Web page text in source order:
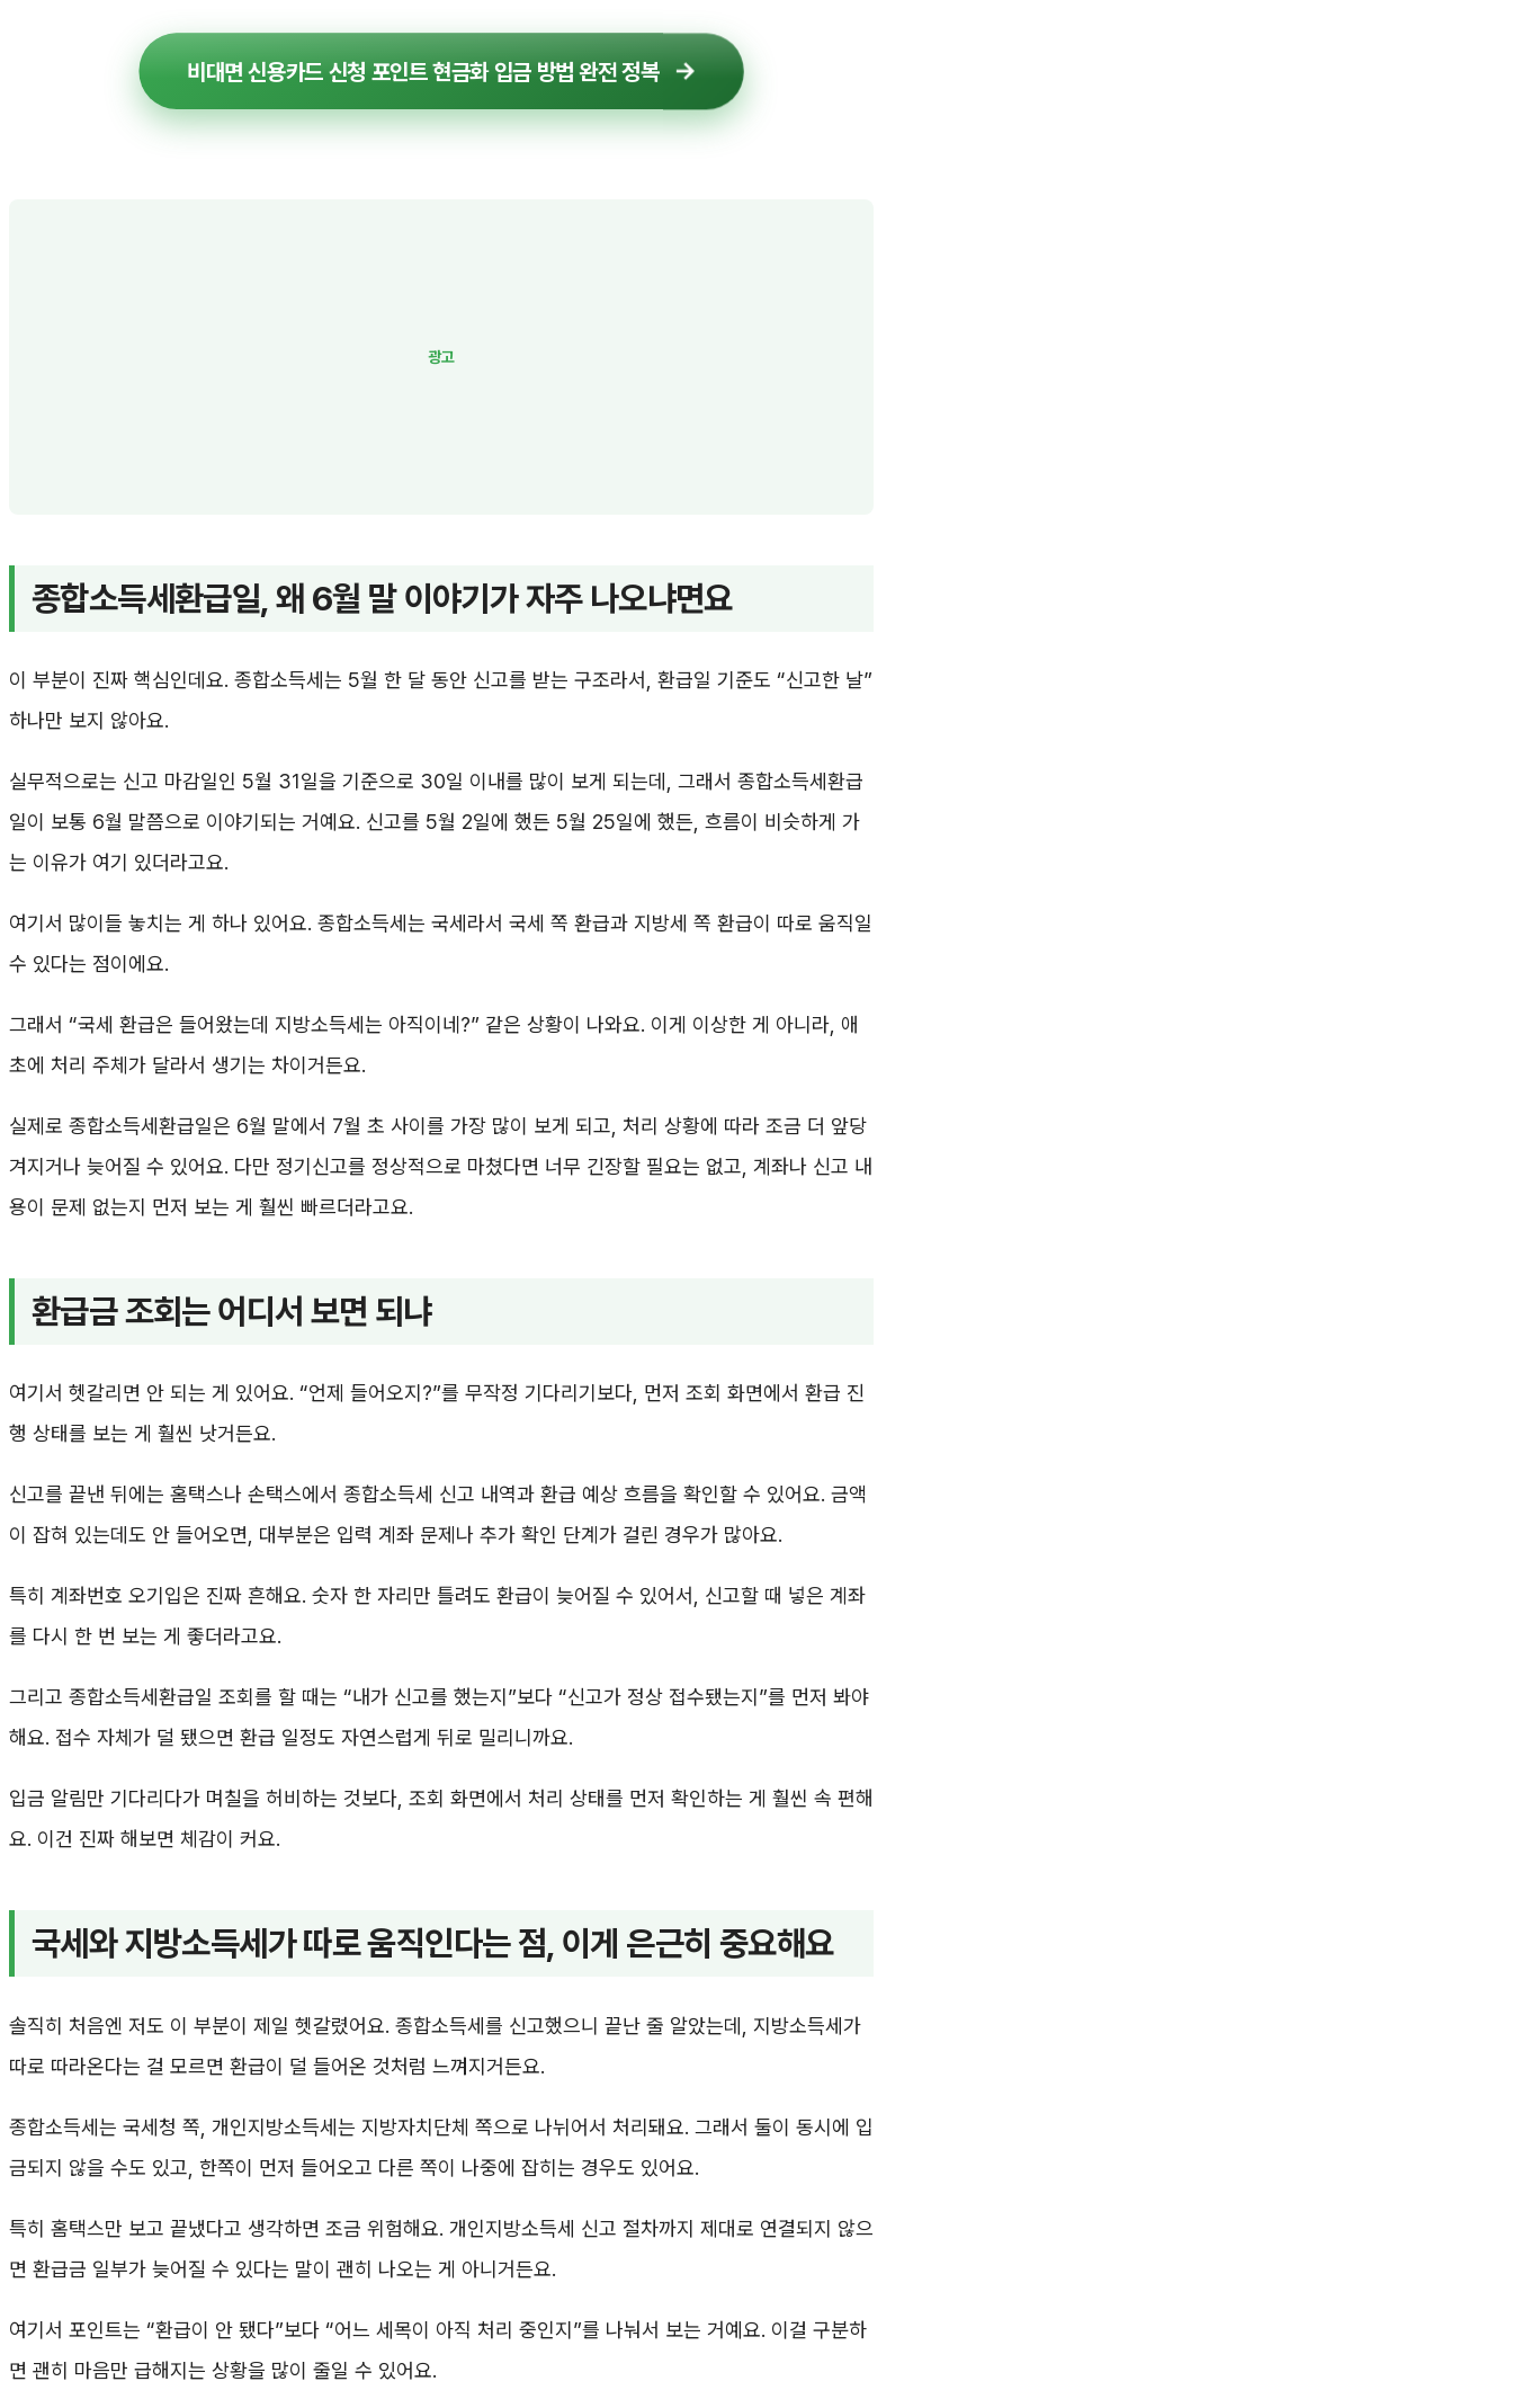
비대면 신용카드 신청 포인트 현금화 입금 방법 완전 정복
종합소득세환급일, 왜 6월 말 이야기가 자주 나오냐면요
이 부분이 진짜 핵심인데요. 종합소득세는 5월 한 달 동안 신고를 받는 구조라서, 환급일 기준도 “신고한 날”
하나만 보지 않아요.
실무적으로는 신고 마감일인 5월 31일을 기준으로 30일 이내를 많이 보게 되는데, 그래서 종합소득세환급
일이 보통 6월 말쯤으로 이야기되는 거예요. 신고를 5월 2일에 했든 5월 25일에 했든, 흐름이 비슷하게 가
는 이유가 여기 있더라고요.
여기서 많이들 놓치는 게 하나 있어요. 종합소득세는 국세라서 국세 쪽 환급과 지방세 쪽 환급이 따로 움직일
수 있다는 점이에요.
그래서 “국세 환급은 들어왔는데 지방소득세는 아직이네?” 같은 상황이 나와요. 이게 이상한 게 아니라, 애
초에 처리 주체가 달라서 생기는 차이거든요.
실제로 종합소득세환급일은 6월 말에서 7월 초 사이를 가장 많이 보게 되고, 처리 상황에 따라 조금 더 앞당
겨지거나 늦어질 수 있어요. 다만 정기신고를 정상적으로 마쳤다면 너무 긴장할 필요는 없고, 계좌나 신고 내
용이 문제 없는지 먼저 보는 게 훨씬 빠르더라고요.
환급금 조회는 어디서 보면 되냐
여기서 헷갈리면 안 되는 게 있어요. “언제 들어오지?”를 무작정 기다리기보다, 먼저 조회 화면에서 환급 진
행 상태를 보는 게 훨씬 낫거든요.
신고를 끝낸 뒤에는 홈택스나 손택스에서 종합소득세 신고 내역과 환급 예상 흐름을 확인할 수 있어요. 금액
이 잡혀 있는데도 안 들어오면, 대부분은 입력 계좌 문제나 추가 확인 단계가 걸린 경우가 많아요.
특히 계좌번호 오기입은 진짜 흔해요. 숫자 한 자리만 틀려도 환급이 늦어질 수 있어서, 신고할 때 넣은 계좌
를 다시 한 번 보는 게 좋더라고요.
그리고 종합소득세환급일 조회를 할 때는 “내가 신고를 했는지”보다 “신고가 정상 접수됐는지”를 먼저 봐야
해요. 접수 자체가 덜 됐으면 환급 일정도 자연스럽게 뒤로 밀리니까요.
입금 알림만 기다리다가 며칠을 허비하는 것보다, 조회 화면에서 처리 상태를 먼저 확인하는 게 훨씬 속 편해
요. 이건 진짜 해보면 체감이 커요.
국세와 지방소득세가 따로 움직인다는 점, 이게 은근히 중요해요
솔직히 처음엔 저도 이 부분이 제일 헷갈렸어요. 종합소득세를 신고했으니 끝난 줄 알았는데, 지방소득세가
따로 따라온다는 걸 모르면 환급이 덜 들어온 것처럼 느껴지거든요.
종합소득세는 국세청 쪽, 개인지방소득세는 지방자치단체 쪽으로 나뉘어서 처리돼요. 그래서 둘이 동시에 입
금되지 않을 수도 있고, 한쪽이 먼저 들어오고 다른 쪽이 나중에 잡히는 경우도 있어요.
특히 홈택스만 보고 끝냈다고 생각하면 조금 위험해요. 개인지방소득세 신고 절차까지 제대로 연결되지 않으
면 환급금 일부가 늦어질 수 있다는 말이 괜히 나오는 게 아니거든요.
여기서 포인트는 “환급이 안 됐다”보다 “어느 세목이 아직 처리 중인지”를 나눠서 보는 거예요. 이걸 구분하
면 괜히 마음만 급해지는 상황을 많이 줄일 수 있어요.